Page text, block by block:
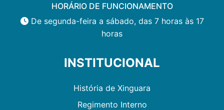
HORÁRIO DE FUNCIONAMENTO
De segunda-feira a sábado, das 7 horas às 17
horas
INSTITUCIONAL
História de Xinguara
Regimento Interno